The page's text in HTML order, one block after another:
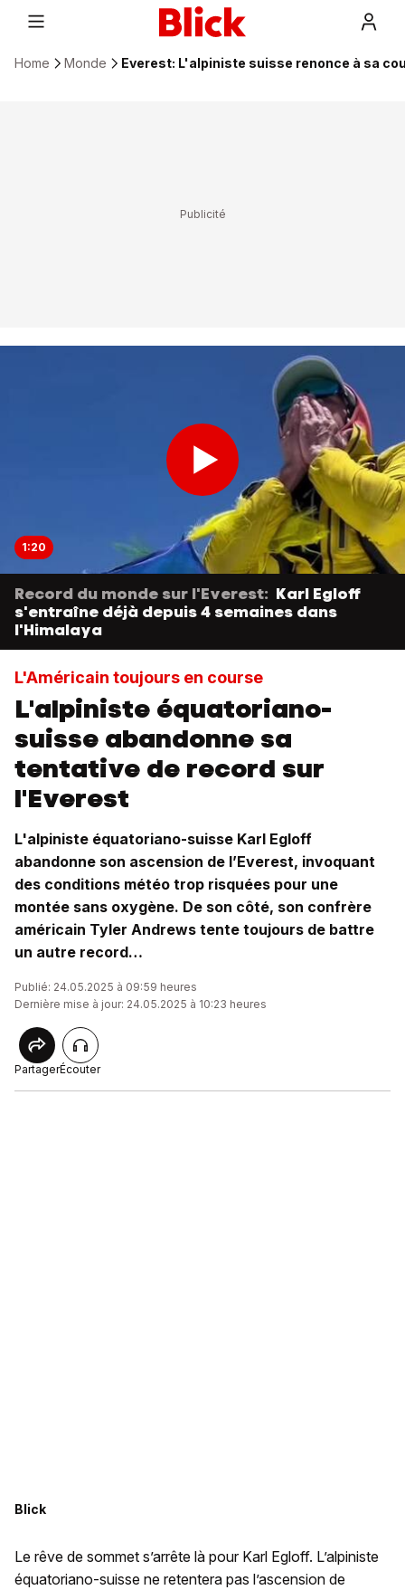
Home Monde Everest: L'alpiniste suisse renonce à sa
1:20
Record du monde sur l'Everest: Karl Egloff
s'entraîne déjà depuis 4 semaines dans
l'Himalaya
L'Américain toujours en course
L'alpiniste équatoriano-
suisse abandonne sa
tentative de record sur
l'Everest
L'alpiniste équatoriano-suisse Karl Egloff
abandonne son ascension de l’Everest, invoquant
des conditions météo trop risquées pour une
montée sans oxygène. De son côté, son confrère
américain Tyler Andrews tente toujours de battre
un autre record…
Publié: 24.05.2025 à 09:59 heures
Dernière mise à jour: 24.05.2025 à 10:23 heures
PartagerÉcouter
Blick
Le rêve de sommet s’arrête là pour Karl Egloff. L’alpiniste
équatoriano-suisse ne retentera pas l’ascension de